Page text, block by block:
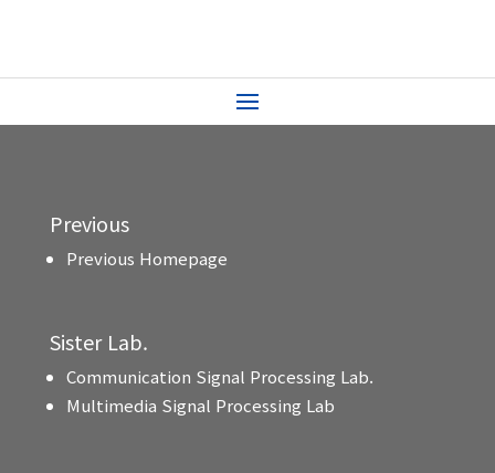
Previous
Previous Homepage
Sister Lab.
Communication Signal Processing Lab.
Multimedia Signal Processing Lab